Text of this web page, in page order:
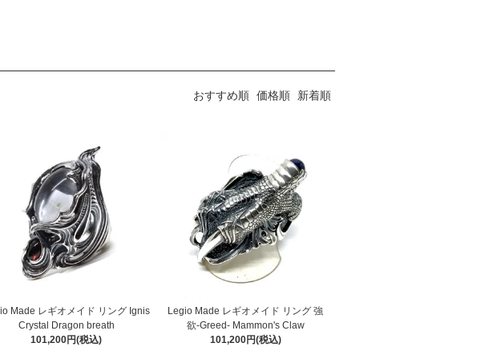
おすすめ順 価格順 新着順
Made レギオメイド リング Ignis
Crystal Dragon breath
101,200円(税込)
Legio Made レギオメイド リング 強
欲-Greed- Mammon's Claw
101,200円(税込)